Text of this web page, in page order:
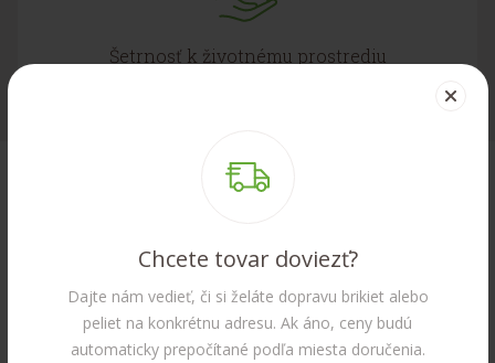
Chcete tovar doviezť?
Dajte nám vedieť, či si želáte dopravu brikiet alebo
peliet na konkrétnu adresu. Ak áno, ceny budú
automaticky prepočítané podľa miesta doručenia.
Šetrnosť k životnému prostrediu